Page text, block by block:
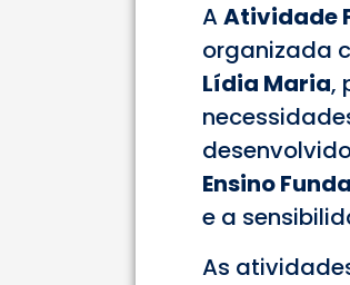
AAtividade
organizada
Lídia Maria,
Ensino
e a
As